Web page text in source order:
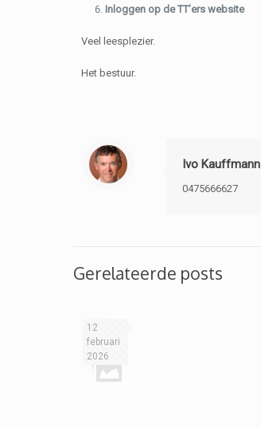
Inloggen op de TT’ers website
Veel leesplezier.
Het bestuur.
Ivo Kauffmann
0475666627
Gerelateerde posts
12
februari
2026